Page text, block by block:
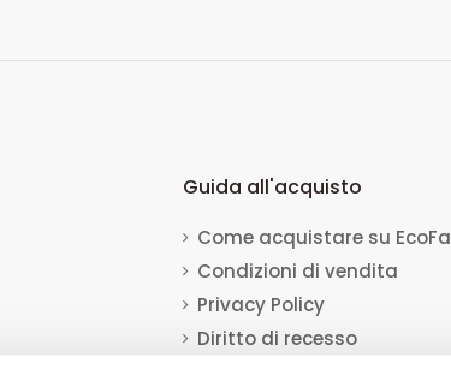
Guida all'acquisto
Come acquistare su
Condizioni di vendita
Privacy Policy
Diritto di recesso